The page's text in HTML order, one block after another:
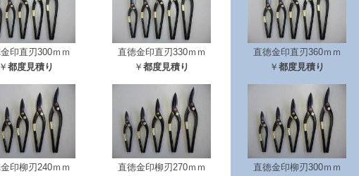
印直刃300ｍｍ
￥ 都度見積り
直徳金印直刃330ｍｍ
￥ 都度見積り
直徳金印直刃360ｍｍ
￥ 都度見積り
印柳刃240ｍｍ
直徳金印柳刃270ｍｍ
直徳金印柳刃300ｍｍ